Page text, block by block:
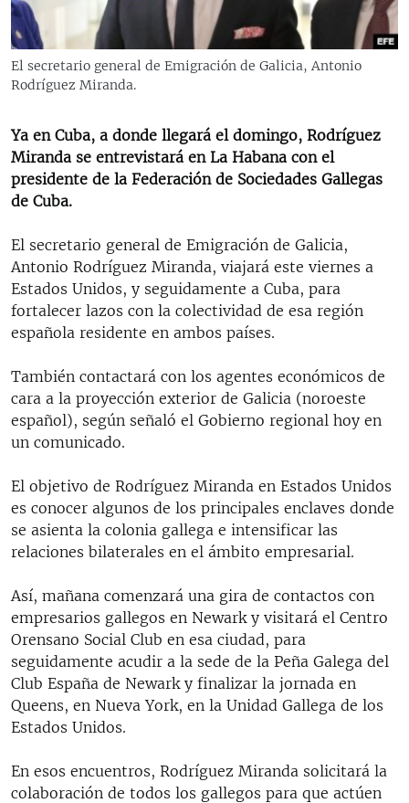
RADIO MARTÍ
ESPECIALES
ESPECIALES
SER VIEJO EN CUBA
KENTU-CUBANO
DESINFORMACIÓN RUSA EN AMÉRICA LATINA
LA INVASIÓN DE RUSIA A UCRANIA
MULTIMEDIA
SÍGUENOS
El secretario general de Emigración de Galicia, Antonio
Rodríguez Miranda.
Ya en Cuba, a donde llegará el domingo, Rodríguez
Miranda se entrevistará en La Habana con el
presidente de la Federación de Sociedades Gallegas
de Cuba.
El secretario general de Emigración de Galicia,
Antonio Rodríguez Miranda, viajará este viernes a
Estados Unidos, y seguidamente a Cuba, para
fortalecer lazos con la colectividad de esa región
española residente en ambos países.
También contactará con los agentes económicos de
cara a la proyección exterior de Galicia (noroeste
español), según señaló el Gobierno regional hoy en
un comunicado.
El objetivo de Rodríguez Miranda en Estados Unidos
es conocer algunos de los principales enclaves donde
se asienta la colonia gallega e intensificar las
relaciones bilaterales en el ámbito empresarial.
Así, mañana comenzará una gira de contactos con
empresarios gallegos en Newark y visitará el Centro
Orensano Social Club en esa ciudad, para
seguidamente acudir a la sede de la Peña Galega del
Club España de Newark y finalizar la jornada en
Queens, en Nueva York, en la Unidad Gallega de los
Estados Unidos.
En esos encuentros, Rodríguez Miranda solicitará la
colaboración de todos los gallegos para que actúen